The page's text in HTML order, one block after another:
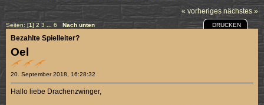
« vorheriges nächstes »
Seiten: [1] 2 3 6 Nach unten DRUCKEN
Oel
20. September 2018, 16:28:32
Bezahlte Spielleiter?
Hallo liebe Drachenzwinger,